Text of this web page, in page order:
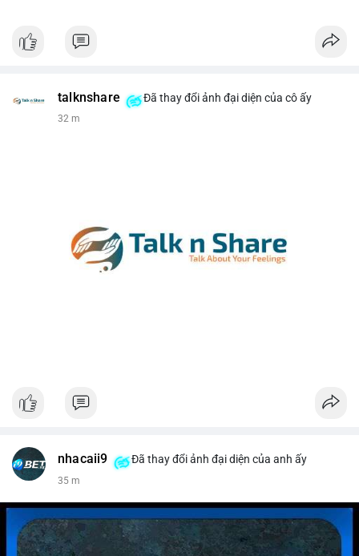
talknshare Đã thay đổi ảnh đại diện của cô ấy
32 m
nhacaii9 Đã thay đổi ảnh đại diện của anh ấy
36 m